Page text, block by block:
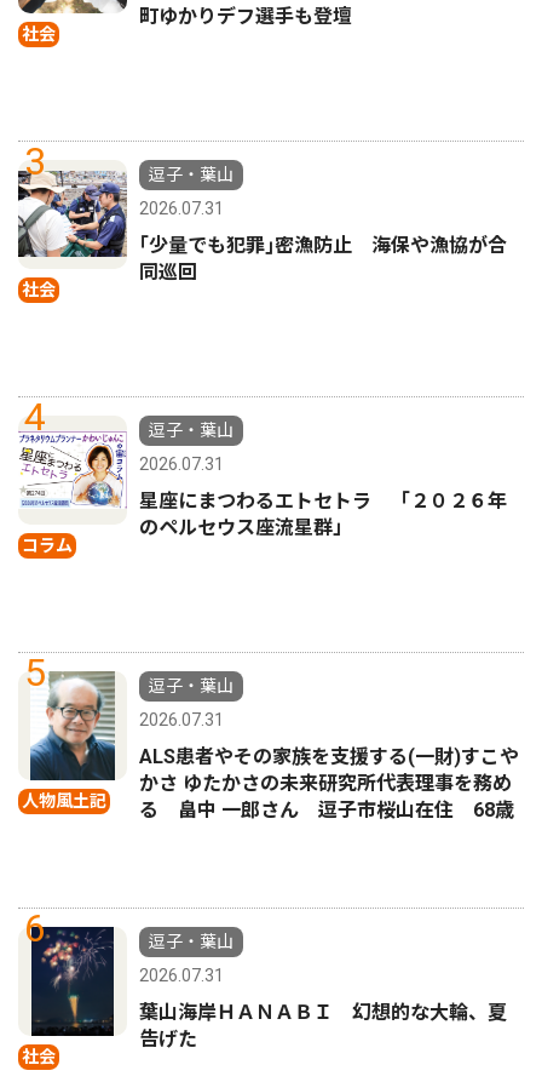
社会
町ゆかりデフ選手も登壇
3
社会
逗子・葉山
2026.07.31
｢少量でも犯罪｣密漁防止 海保や漁協が合
同巡回
4
コラム
逗子・葉山
2026.07.31
星座にまつわるエトセトラ 「２０２６年
のペルセウス座流星群」
5
人物風土記
逗子・葉山
2026.07.31
ALS患者やその家族を支援する(一財)すこや
かさ ゆたかさの未来研究所代表理事を務め
る 畠中 一郎さん 逗子市桜山在住 68歳
6
社会
逗子・葉山
2026.07.31
葉山海岸ＨＡＮＡＢＩ 幻想的な大輪、夏
告げた